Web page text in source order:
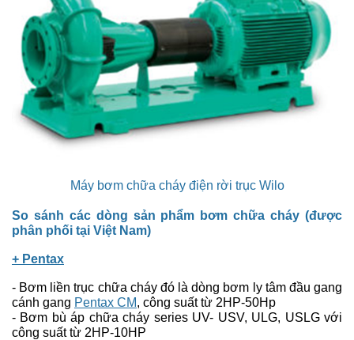
Máy bơm chữa cháy điện rời trục Wilo
So sánh các dòng sản phẩm bơm chữa cháy (được
phân phối tại Việt Nam)
+ Pentax
- Bơm liền trục chữa cháy đó là dòng bơm ly tâm đầu gang
cánh gang Pentax CM, công suất từ 2HP-50Hp
- Bơm bù áp chữa cháy series UV- USV, ULG, USLG với
công suất từ 2HP-10HP